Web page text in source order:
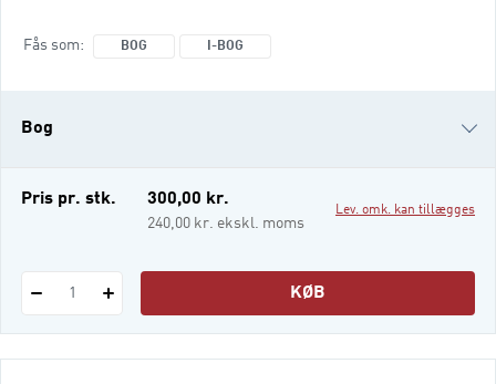
undersøgelser på uddannelsen bidr
Fås som BOG I-BOG
Bog
i-bog
Pris pr. stk. 300,00 kr.
240,00 kr. ekskl. moms
Lev. omk. kan tillægges
1 KØB